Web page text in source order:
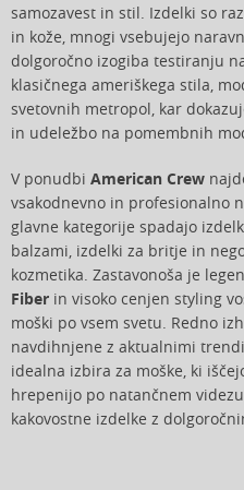
samozavest in stil. Izdelki so
in kože, mnogi vsebujejo
dolgoročno izogiba testiranju
klasičnega ameriškega stila,
svetovnih metropol, kar
in udeležbo na pomembnih
V ponudbi American Crew
vsakodnevno in profesionalno
glavne kategorije spadajo
balzami, izdelki za britje in
kozmetika. Zastavonoša je
Fiber in visoko cenjen styling
moški po vsem svetu. Redno
navdihnjene z aktualnimi
idealna izbira za moške, ki
hrepenijo po natančnem
kakovostne izdelke z